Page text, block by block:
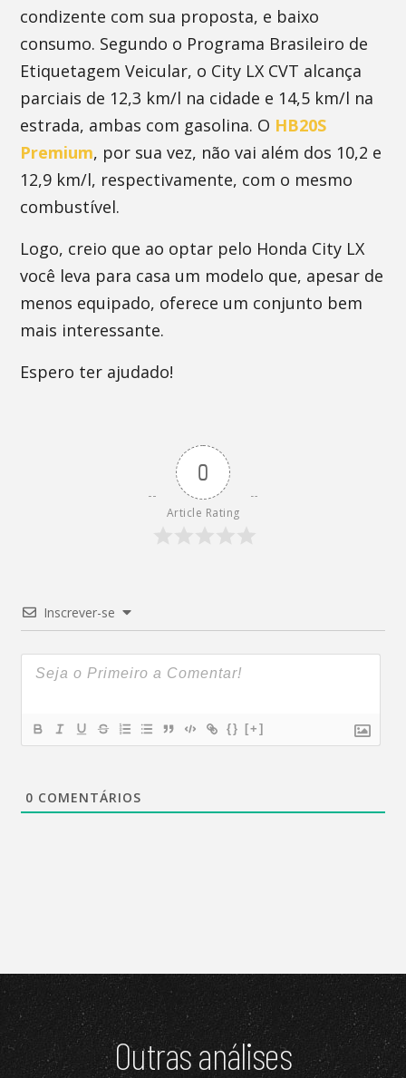
condizente com sua proposta, e baixo
consumo. Segundo o Programa Brasileiro de
Etiquetagem Veicular, o City LX CVT alcança
parciais de 12,3 km/l na cidade e 14,5 km/l na
estrada, ambas com gasolina. O HB20S
Premium, por sua vez, não vai além dos 10,2 e
12,9 km/l, respectivamente, com o mesmo
combustível.
Logo, creio que ao optar pelo Honda City LX
você leva para casa um modelo que, apesar de
menos equipado, oferece um conjunto bem
mais interessante.
Espero ter ajudado!
0
Article Rating
Inscrever-se
{} [+]
0 COMENTÁRIOS
Outras análises